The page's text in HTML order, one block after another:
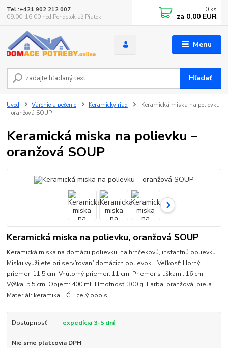
Menu
Hľadať
Tel.:+421 902 212 007
09:00-16:00 hod Pondelok až Piatok
0 ks
za 0,00 EUR
Úvod Varenie a pečenie Keramický riad
Keramická miska na polievku
– oranžová SOUP
Keramická miska na polievku –
oranžová SOUP
Keramická miska na polievku, oranžová SOUP
Keramická miska na domácu polievku, na hrnčekovú, instantnú polievku.
Misku využijete pri servírovaní domácich polievok. Veľkosť: Horný
priemer: 11,5 cm. Vnútorný priemer: 11 cm. Priemer s uškami: 16 cm.
Výška: 5,5 cm. Objem: 400 ml. Hmotnosť: 300 g. Farba: oranžová, biela.
Materiál: keramika. Č... celý popis
Dostupnosť expedícia 3-5 dní
Nie sme platcovia DPH